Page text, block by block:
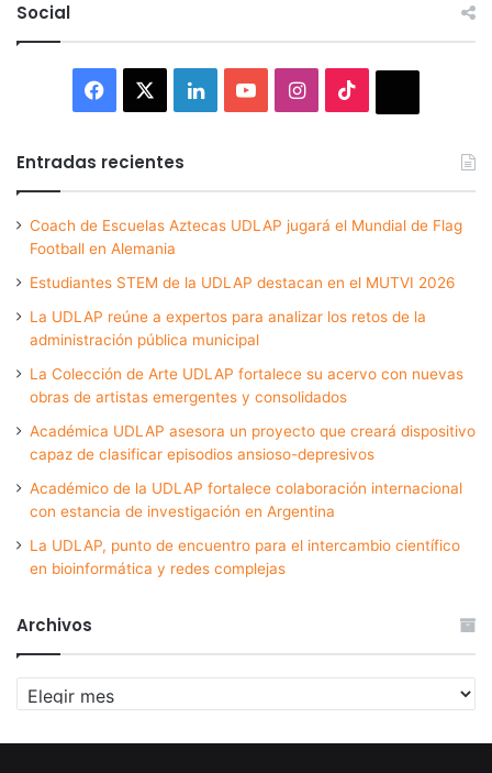
Social
Facebook LinkedInYouTubeInstagram
Entradas recientes
Coach de Escuelas Aztecas UDLAP jugará el Mundial de Flag
Football en Alemania
Estudiantes STEM de la UDLAP destacan en el MUTVI 2026
La UDLAP reúne a expertos para analizar los retos de la
administración pública municipal
La Colección de Arte UDLAP fortalece su acervo con nuevas
obras de artistas emergentes y consolidados
Académica UDLAP asesora un proyecto que creará dispositivo
capaz de clasificar episodios ansioso-depresivos
Académico de la UDLAP fortalece colaboración internacional
con estancia de investigación en Argentina
La UDLAP, punto de encuentro para el intercambio científico
en bioinformática y redes complejas
Archivos
Archivos